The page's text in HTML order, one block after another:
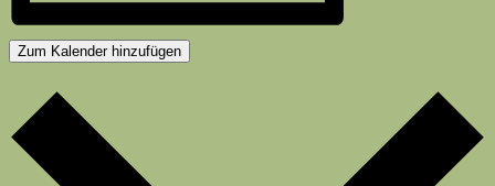
Zum Kalender hinzufügen